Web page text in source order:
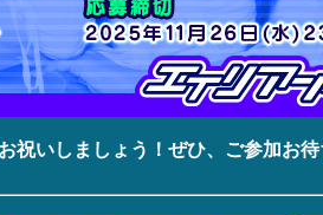
祝いしましょう！ぜひ、ご参加お